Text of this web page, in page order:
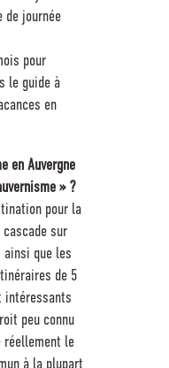
de journée
pour
le guide à
en
en Auvergne
» ?
pour la
sur
ainsi que les
de 5
intéressants
peu connu
réellement le
à la plupart